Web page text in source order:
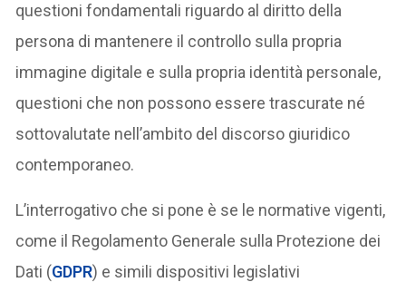
questioni fondamentali riguardo al diritto della
persona di mantenere il controllo sulla propria
immagine digitale e sulla propria identità personale,
questioni che non possono essere trascurate né
sottovalutate nell’ambito del discorso giuridico
contemporaneo.
L’interrogativo che si pone è se le normative vigenti,
come il Regolamento Generale sulla Protezione dei
Dati (GDPR) e simili dispositivi legislativi